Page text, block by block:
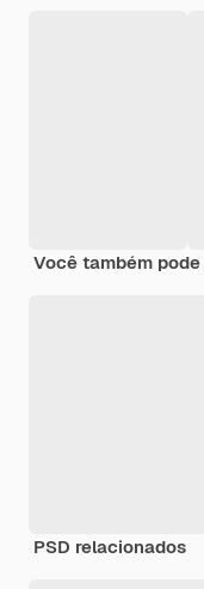
Você também
PSD relacionados